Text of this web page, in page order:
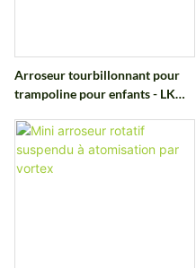
Arroseur tourbillonnant pour
trampoline pour enfants - LK